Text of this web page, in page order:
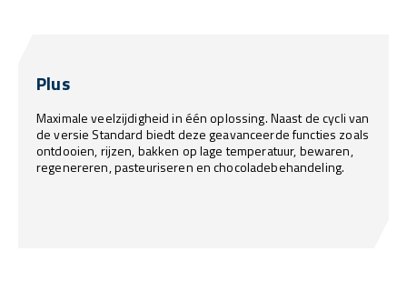
Plus
Maximale veelzijdigheid in één oplossing. Naast de cycli van
de versie Standard biedt deze geavanceerde functies zoals
ontdooien, rijzen, bakken op lage temperatuur, bewaren,
regenereren, pasteuriseren en chocoladebehandeling.